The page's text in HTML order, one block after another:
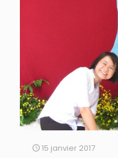
15 janvier 2017